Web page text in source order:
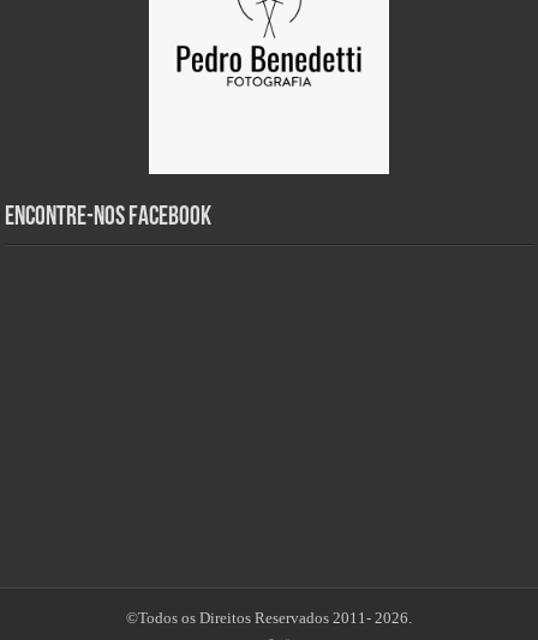
Encontre-nos Facebook
©Todos os Direitos Reservados 2011- 2026.